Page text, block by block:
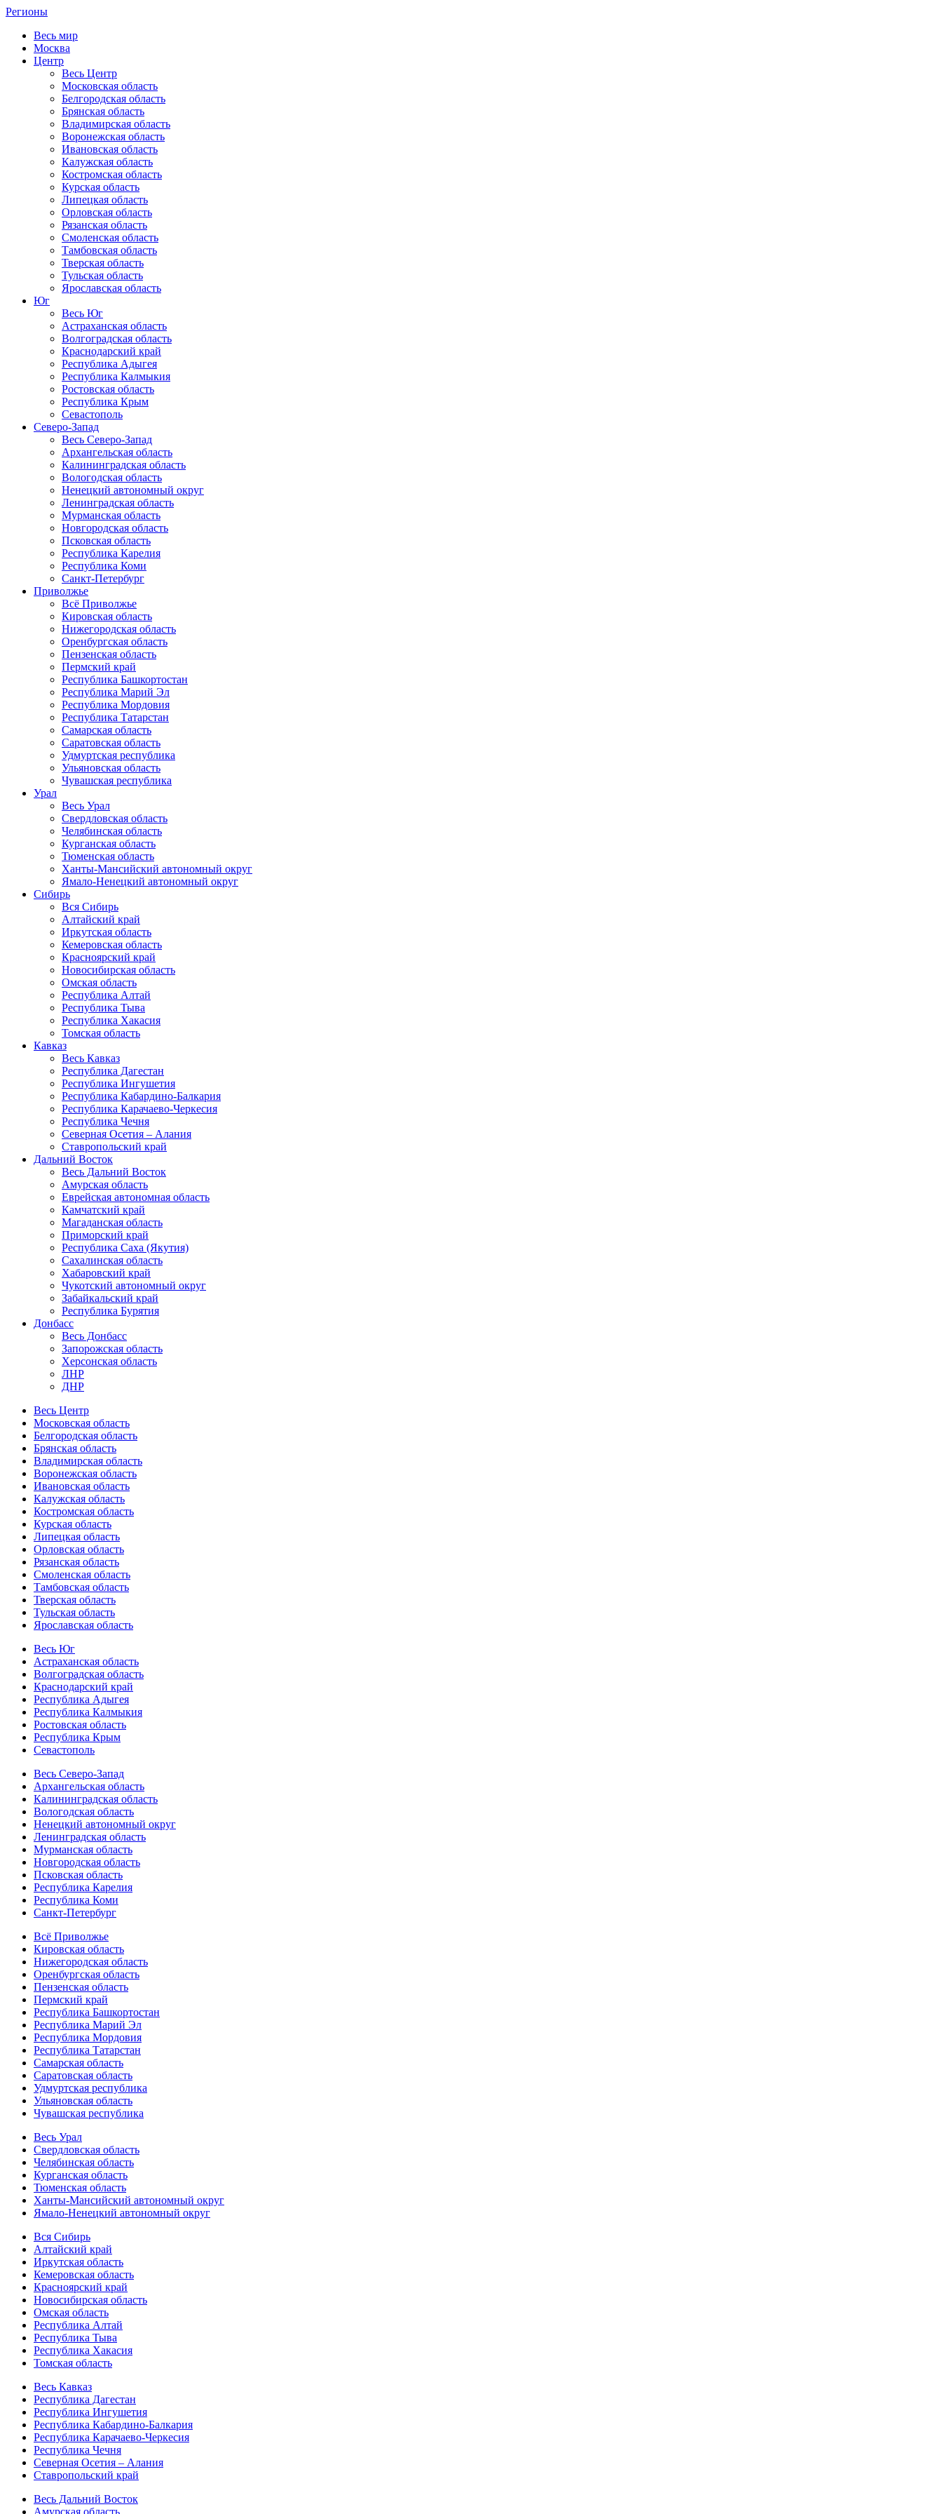
Регионы
Весь мир
Москва
Центр
Весь Центр
Московская область
Белгородская область
Брянская область
Владимирская область
Воронежская область
Ивановская область
Калужская область
Костромская область
Курская область
Липецкая область
Орловская область
Рязанская область
Смоленская область
Тамбовская область
Тверская область
Тульская область
Ярославская область
Юг
Весь Юг
Астраханская область
Волгоградская область
Краснодарский край
Республика Адыгея
Республика Калмыкия
Ростовская область
Республика Крым
Севастополь
Северо-Запад
Весь Северо-Запад
Архангельская область
Калининградская область
Вологодская область
Ненецкий автономный округ
Ленинградская область
Мурманская область
Новгородская область
Псковская область
Республика Карелия
Республика Коми
Санкт-Петербург
Приволжье
Всё Приволжье
Кировская область
Нижегородская область
Оренбургская область
Пензенская область
Пермский край
Республика Башкортостан
Республика Марий Эл
Республика Мордовия
Республика Татарстан
Самарская область
Саратовская область
Удмуртская республика
Ульяновская область
Чувашская республика
Урал
Весь Урал
Свердловская область
Челябинская область
Курганская область
Тюменская область
Ханты-Мансийский автономный округ
Ямало-Ненецкий автономный округ
Сибирь
Вся Сибирь
Алтайский край
Иркутская область
Кемеровская область
Красноярский край
Новосибирская область
Омская область
Республика Алтай
Республика Тыва
Республика Хакасия
Томская область
Кавказ
Весь Кавказ
Республика Дагестан
Республика Ингушетия
Республика Кабардино-Балкария
Республика Карачаево-Черкесия
Республика Чечня
Северная Осетия – Алания
Ставропольский край
Дальний Восток
Весь Дальний Восток
Амурская область
Еврейская автономная область
Камчатский край
Магаданская область
Приморский край
Республика Саха (Якутия)
Сахалинская область
Хабаровский край
Чукотский автономный округ
Забайкальский край
Республика Бурятия
Донбасс
Весь Донбасс
Запорожская область
Херсонская область
ЛНР
ДНР
Весь Центр
Московская область
Белгородская область
Брянская область
Владимирская область
Воронежская область
Ивановская область
Калужская область
Костромская область
Курская область
Липецкая область
Орловская область
Рязанская область
Смоленская область
Тамбовская область
Тверская область
Тульская область
Ярославская область
Весь Юг
Астраханская область
Волгоградская область
Краснодарский край
Республика Адыгея
Республика Калмыкия
Ростовская область
Республика Крым
Севастополь
Весь Северо-Запад
Архангельская область
Калининградская область
Вологодская область
Ненецкий автономный округ
Ленинградская область
Мурманская область
Новгородская область
Псковская область
Республика Карелия
Республика Коми
Санкт-Петербург
Всё Приволжье
Кировская область
Нижегородская область
Оренбургская область
Пензенская область
Пермский край
Республика Башкортостан
Республика Марий Эл
Республика Мордовия
Республика Татарстан
Самарская область
Саратовская область
Удмуртская республика
Ульяновская область
Чувашская республика
Весь Урал
Свердловская область
Челябинская область
Курганская область
Тюменская область
Ханты-Мансийский автономный округ
Ямало-Ненецкий автономный округ
Вся Сибирь
Алтайский край
Иркутская область
Кемеровская область
Красноярский край
Новосибирская область
Омская область
Республика Алтай
Республика Тыва
Республика Хакасия
Томская область
Весь Кавказ
Республика Дагестан
Республика Ингушетия
Республика Кабардино-Балкария
Республика Карачаево-Черкесия
Республика Чечня
Северная Осетия – Алания
Ставропольский край
Весь Дальний Восток
Амурская область